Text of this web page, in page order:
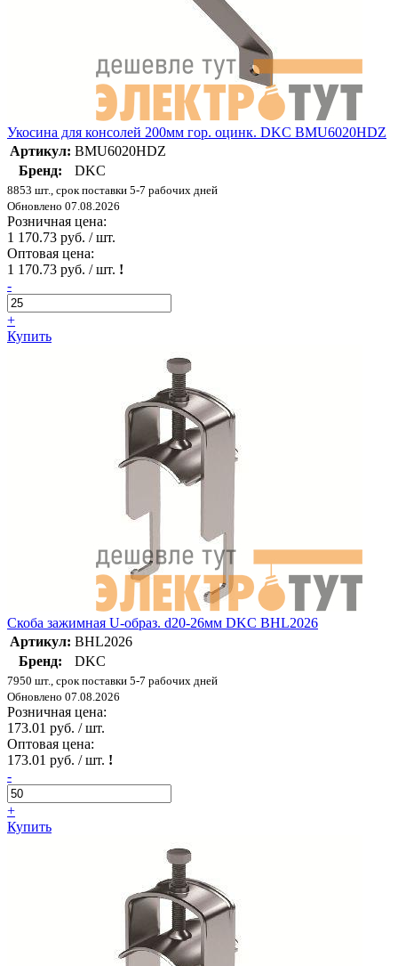
Укосина для консолей 200мм гор. оцинк. DKC BMU6020HDZ
Артикул: BMU6020HDZ
Бренд:
DKC
8853 шт., срок поставки 5-7 рабочих дней
Обновлено 07.08.2026
Розничная цена:
1 170.73 руб. / шт.
Оптовая цена:
1 170.73 руб. / шт. !
-
+
Купить
Скоба зажимная U-образ. d20-26мм DKC BHL2026
Артикул: BHL2026
Бренд:
DKC
7950 шт., срок поставки 5-7 рабочих дней
Обновлено 07.08.2026
Розничная цена:
173.01 руб. / шт.
Оптовая цена:
173.01 руб. / шт. !
-
+
Купить